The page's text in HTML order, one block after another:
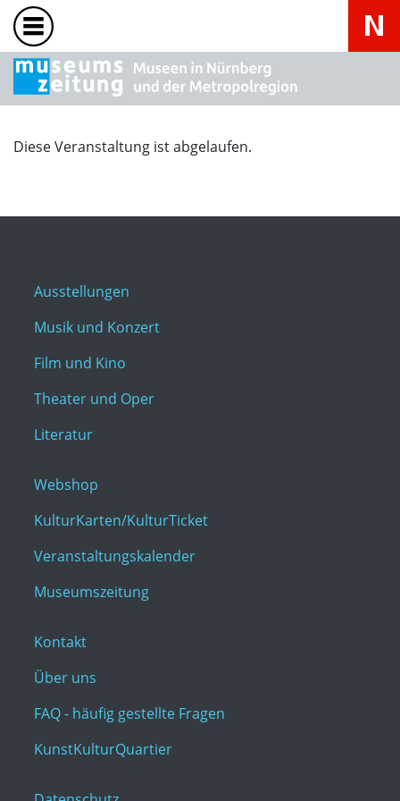
Diese Veranstaltung ist abgelaufen.
Ausstellungen
Musik und Konzert
Film und Kino
Theater und Oper
Literatur
Webshop
KulturKarten/KulturTicket
Veranstaltungskalender
Museumszeitung
Kontakt
Über uns
FAQ - häufig gestellte Fragen
KunstKulturQuartier